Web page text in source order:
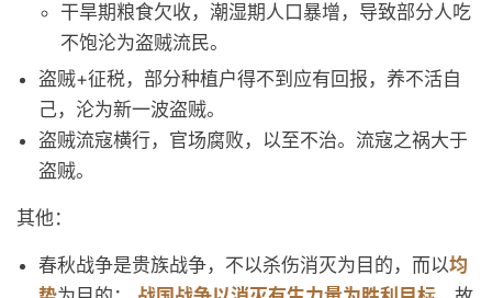
干旱期粮食欠收，潮湿期人口暴增，导致部分人吃
不饱沦为盗贼流民。
盗贼+征税，部分种植户得不到应有回报，养不活自
己，沦为新一波盗贼。
盗贼流寇横行，官场腐败，以至不治。流寇之祸大于
盗贼。
其他：
春秋战争是贵族战争，不以杀伤消灭为目的，而以均